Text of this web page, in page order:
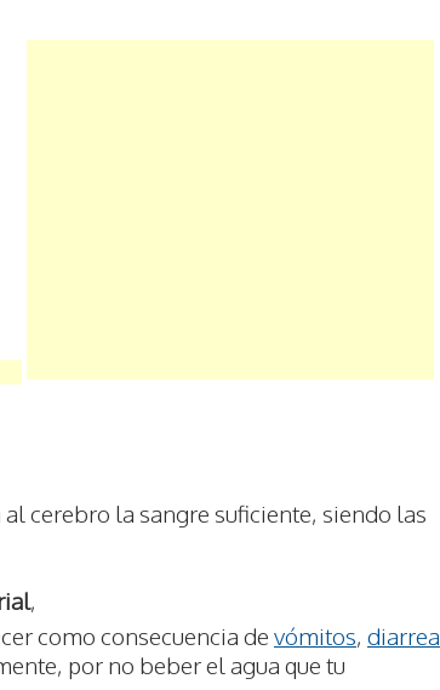
cerebro la sangre suficiente, siendo las
,
como consecuencia de vómitos, diarrea
por no beber el agua que tu